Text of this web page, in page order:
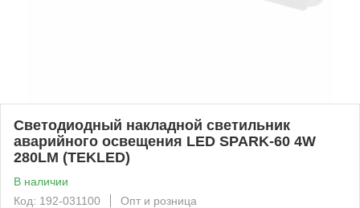
Светодиодный накладной светильник
аварийного освещения LED SPARK-60 4W
280LM (TEKLED)
В наличии
Код: 192-031100
Опт и розница